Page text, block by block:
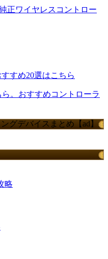
正ワイヤレスコントロー
すめ20選はこちら
。おすすめコントローラ
グデバイスまとめ【ad】
略